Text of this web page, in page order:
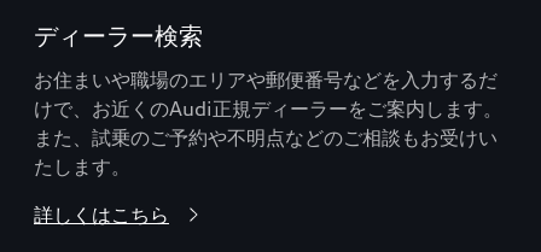
ディーラー検索
お住まいや職場のエリアや郵便番号などを入力するだ
けで、お近くのAudi正規ディーラーをご案内します。
また、試乗のご予約や不明点などのご相談もお受けい
たします。
詳しくはこちら